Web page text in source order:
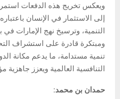
ويعكس تخريج هذه الدفعات
إلى الاستثمار في الإنسان
التنمية، وترسيخ نهج الإمارات في
ومبتكرة قادرة على استشراف
تنمية مستدامة، ما يدعم مكانة
التنافسية العالمية ويعزز جاهزية
حمدان بن محمد: